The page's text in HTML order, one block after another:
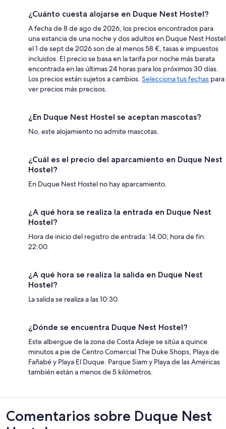
¿Cuánto cuesta alojarse en Duque Nest Hostel?
A fecha de 8 de ago de 2026, los precios encontrados para
una estancia de una noche y dos adultos en Duque Nest Hostel
el 1 de sept de 2026 son de al menos 58 €, tasas e impuestos
incluidos. El precio se basa en la tarifa por noche más barata
encontrada en las últimas 24 horas para los próximos 30 días.
Los precios están sujetos a cambios. Selecciona tus fechas para
ver precios más precisos.
¿En Duque Nest Hostel se aceptan mascotas?
No, este alojamiento no admite mascotas.
¿Cuál es el precio del aparcamiento en Duque Nest
Hostel?
En Duque Nest Hostel no hay aparcamiento.
¿A qué hora se realiza la entrada en Duque Nest
Hostel?
Hora de inicio del registro de entrada: 14:00; hora de fin:
22:00.
¿A qué hora se realiza la salida en Duque Nest
Hostel?
La salida se realiza a las 10:30.
¿Dónde se encuentra Duque Nest Hostel?
Este albergue de la zona de Costa Adeje se sitúa a quince
minutos a pie de Centro Comercial The Duke Shops, Playa de
Fañabé y Playa El Duque. Parque Siam y Playa de las Américas
también están a menos de 5 kilómetros.
Comentarios
Comentarios sobre Duque Nest